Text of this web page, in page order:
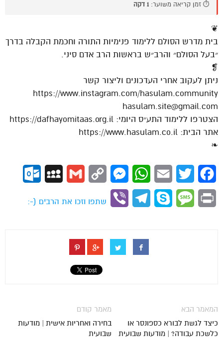
⏱️ זמן קריאה משוער: 1 דקה
❦
בית מדרש הסולם ללימוד פנימיות התורה וחכמת הקבלה בדרך
״בעל הסולם״ והרב״ש בראשות הרב אדם סיני.
❡
ניתן לעקוב אחרי העדכונים וליצור קשר
https://www.instagram.com/hasulam.community
hasulam.site@gmail.com
הצטרפו ללימוד התע״ס היומי: https://dafhayomitaas.org.il
אתר הבית: https://www.hasulam.co.il
❧
Facebook
Twitter
Email
WhatsApp
Messenger
Copy
Gmail
MySpace
Print
Message
Skype
Telegram
Viber
שתפו וזכו את הרבים (-:
מאמר קודם
בחירה ואחריות אישית | מודעות
שבועית
המאמר הבא
כיצד לגשת לבורא כספונסר או
כלשכת עבודה? | מודעות שבועית